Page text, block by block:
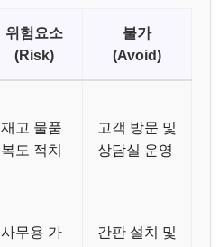
위험요소
(Risk)
불가
(Avoid)
재고 물품
복도 적치
고객 방문 및
상담실 운영
사무용 가
간판 설치 및